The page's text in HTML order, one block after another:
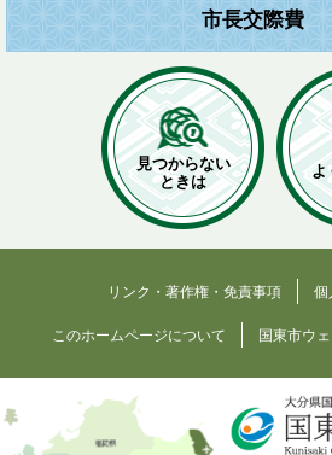
市長交際費
見つからない
ときは
よ
リンク・著作権・免責事項 個
このホームページについて 国東市ウ